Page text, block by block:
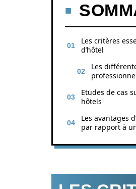
Les critères
d’hôtel
Les
Etudes de cas
hôtels
Les avantages
par rapport à